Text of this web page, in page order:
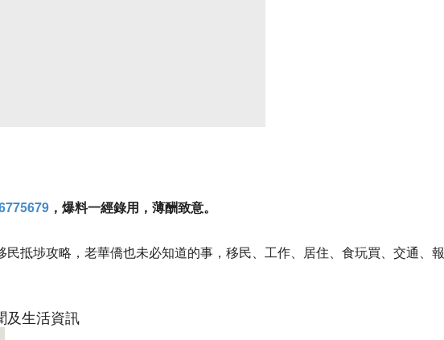
，爆料一經錄用，薄酬致意。
民抵埗攻略，老華僑也未必知道的事，移民、工作、居住、食玩買、交通、報
及生活資訊